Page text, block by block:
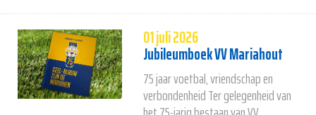
01 juli 2026
Jubileumboek VV Mariahout
75 jaar voetbal, vriendschap en
verbondenheid Ter gelegenheid van